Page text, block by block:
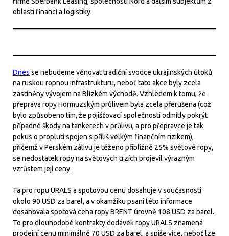
oblasti financí a logistiky.
Dnes se nebudeme věnovat tradiční svodce ukrajinských útoků
na ruskou ropnou infrastrukturu, neboť tato akce byly zcela
zastíněny vývojem na Blízkém východě. Vzhledem k tomu, že
přeprava ropy Hormuzským průlivem byla zcela přerušena (což
bylo způsobeno tím, že pojišťovací společnosti odmítly pokrýt
případné škody na tankerech v průlivu, a pro přepravce je tak
pokus o proplutí spojen s příliš velkým finančním rizikem),
přičemž v Perském zálivu je těženo přibližně 25% světové ropy,
se nedostatek ropy na světových trzích projevil výrazným
vzrůstem její ceny.
Ta pro ropu URALS a spotovou cenu dosahuje v současnosti
okolo 90 USD za barel, a v okamžiku psaní této informace
dosahovala spotová cena ropy BRENT úrovně 108 USD za barel.
To pro dlouhodobé kontrakty dodávek ropy URALS znamená
prodejní cenu minimálně 70 USD za barel, a spíše více, neboť lze